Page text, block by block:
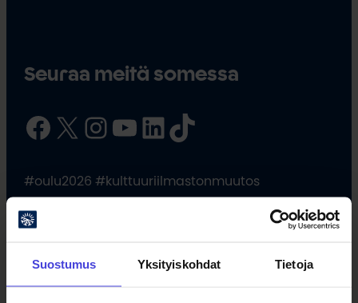
Suostumus Yksityiskohdat Tietoja
Seuraa meitä somessa
Facebook X InstagramYouTube LinkedIn TikTok
#oulu2026 #kulttuuriilmastonmuutos